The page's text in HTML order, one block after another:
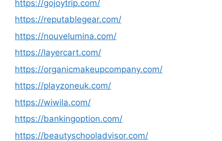
https://gojoytrip.com/
https://reputablegear.com/
https://nouvelumina.com/
https://layercart.com/
https://organicmakeupcompany.com/
https://playzoneuk.com/
https://wiwila.com/
https://bankingoption.com/
https://beautyschooladvisor.com/